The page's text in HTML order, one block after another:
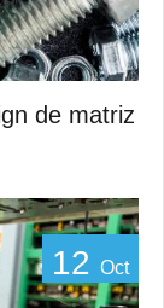
de matriz
12 Oct